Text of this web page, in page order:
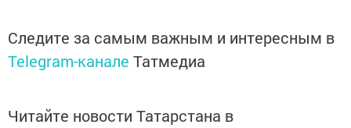
Следите за самым важным и интересным в
Telegram-канале Татмедиа
Читайте новости Татарстана в